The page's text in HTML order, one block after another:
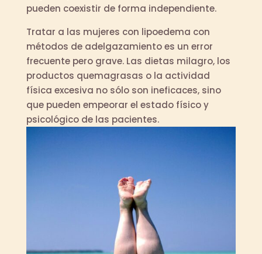
pueden coexistir de forma independiente.
Tratar a las mujeres con lipoedema con
métodos de adelgazamiento es un error
frecuente pero grave. Las dietas milagro, los
productos quemagrasas o la actividad
física excesiva no sólo son ineficaces, sino
que pueden empeorar el estado físico y
psicológico de las pacientes.